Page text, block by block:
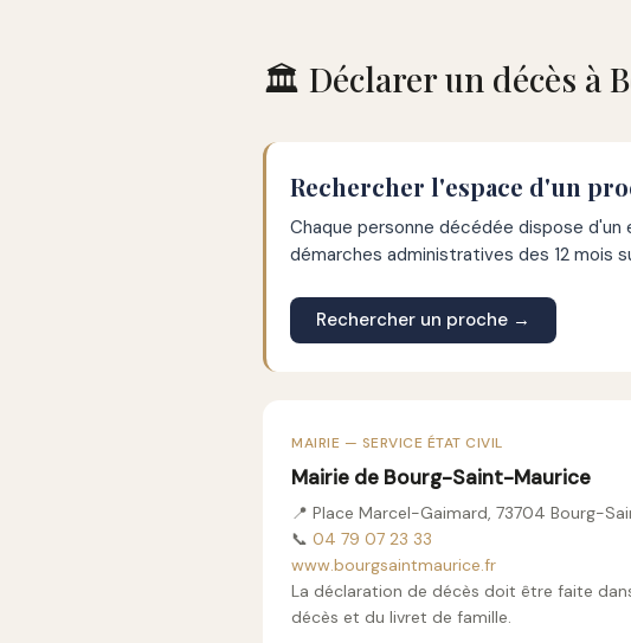
🏛️ Déclarer un décès à
Rechercher l'espace d'un
Chaque personne décédée dispose
démarches administratives des 12 mois
Rechercher un proche →
MAIRIE — SERVICE ÉTAT CIVIL
Mairie de Bourg-Saint-Maurice
📍 Place Marcel-Gaimard, 73704 Bourg-
📞 04 79 07 23 33
www.bourgsaintmaurice.fr
La déclaration de décès doit être faite
décès et du livret de famille.